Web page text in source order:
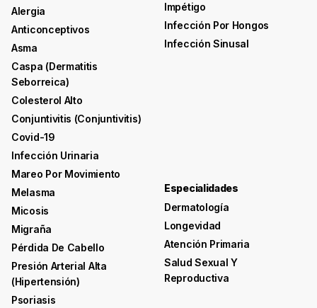
Alergia
Anticonceptivos
Asma
Caspa (dermatitis
Seborreica)
Colesterol Alto
Conjuntivitis (conjuntivitis)
Covid-19
Impétigo
Infección Por Hongos
Infección Sinusal
Infección Urinaria
Mareo Por Movimiento
Melasma
Micosis
Migraña
Pérdida De Cabello
Presión Arterial Alta
(hipertensión)
Psoriasis
Especialidades
Dermatología
Longevidad
Atención Primaria
Salud Sexual Y
Reproductiva